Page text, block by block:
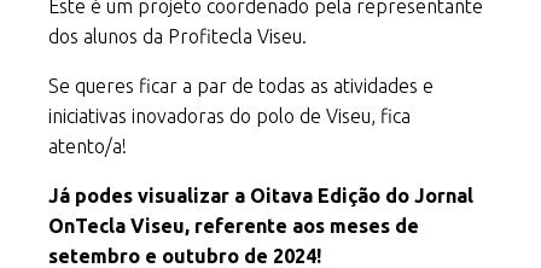
Este é um projeto coordenado pela representante
dos alunos da Profitecla Viseu.
Se queres ficar a par de todas as atividades e
iniciativas inovadoras do polo de Viseu, fica
atento/a!
Já podes visualizar a Oitava Edição do Jornal
OnTecla Viseu, referente aos meses de
setembro e outubro de 2024!